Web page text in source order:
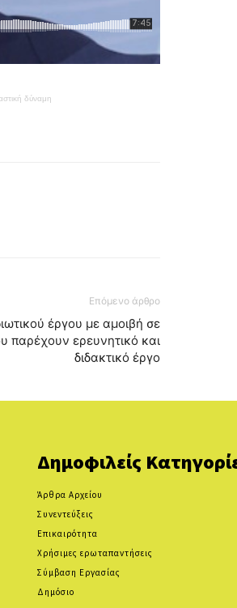
δύναμη
Επόμενο άρθρο
έργου με αμοιβή σε
παρέχουν ερευνητικό και
διδακτικό έργο
Δημοφιλείς
Άρθρα Αρχείου
Συνεντεύξεις
Επικαιρότητα
Χρήσιμες ερωταπαντήσεις
Σύμβαση Εργασίας
Δημόσιο